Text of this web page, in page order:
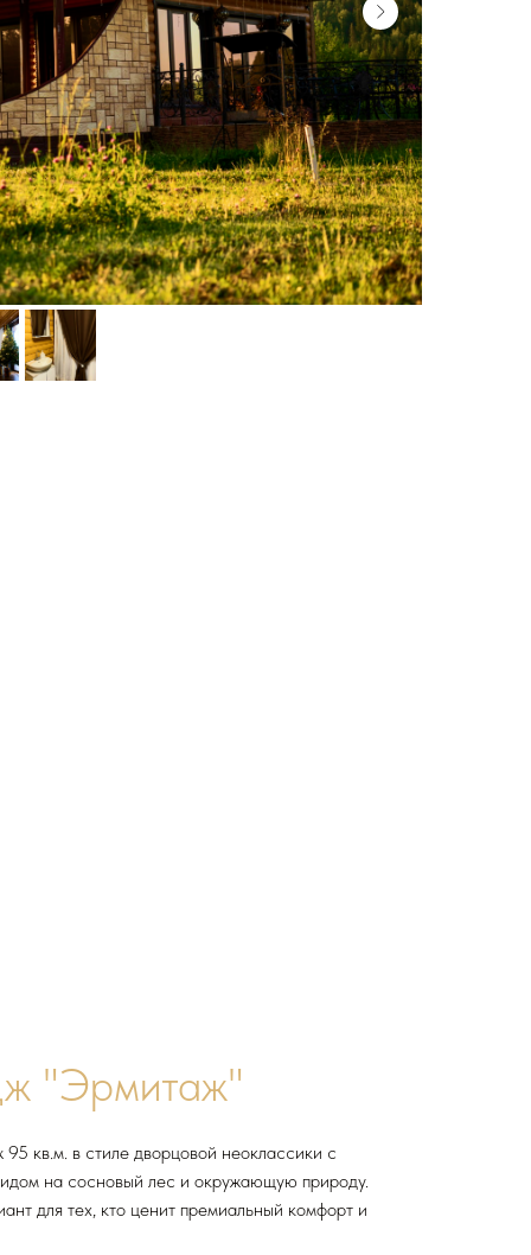
"Эрмитаж"
кв.м. в стиле дворцовой неоклассики с
на сосновый лес и окружающую природу.
для тех, кто ценит премиальный комфорт и